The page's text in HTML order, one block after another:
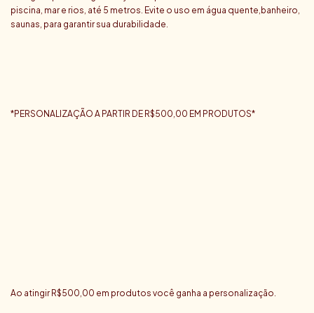
piscina, mar e rios, até 5 metros. Evite o uso em água quente,banheiro,
saunas, para garantir sua durabilidade.
*PERSONALIZAÇÃO A PARTIR DE R$500,00 EM PRODUTOS*
Ao atingir R$500,00 em produtos você ganha a personalização.